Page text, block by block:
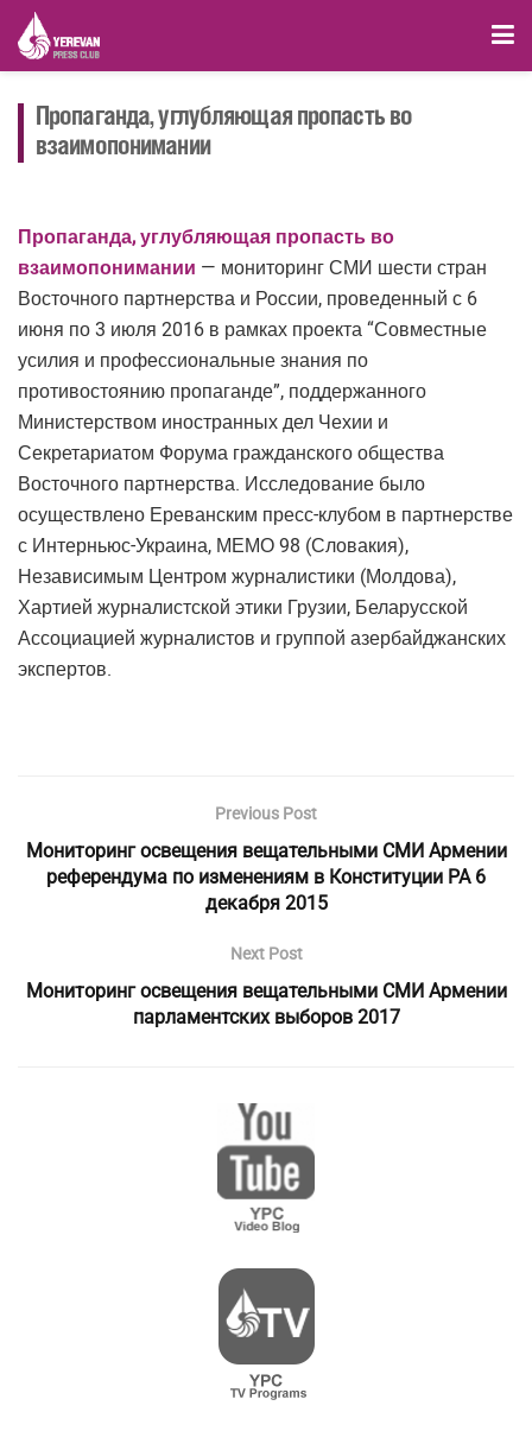
Пропаганда, углубляющая пропасть во
взаимопонимании
Пропаганда, углубляющая пропасть во
взаимопонимании — мониторинг СМИ шести стран
Восточного партнерства и России, проведенный с 6
июня по 3 июля 2016 в рамках проекта “Совместные
усилия и профессиональные знания по
противостоянию пропаганде”, поддержанного
Министерством иностранных дел Чехии и
Секретариатом Форума гражданского общества
Восточного партнерства. Исследование было
осуществлено Ереванским пресс-клубом в партнерстве
с Интерньюс-Украина, МЕМО 98 (Словакия),
Независимым Центром журналистики (Молдова),
Хартией журналистской этики Грузии, Беларусской
Ассоциацией журналистов и группой азербайджанских
экспертов.
Previous Post
Мониторинг освещения вещательными СМИ Армении
референдума по изменениям в Конституции РА 6
декабря 2015
Next Post
Мониторинг освещения вещательными СМИ Армении
парламентских выборов 2017